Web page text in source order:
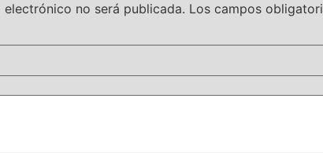
no será publicada. Los campos